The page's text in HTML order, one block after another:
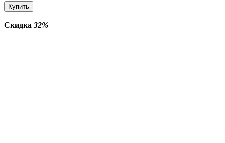
Купить
Скидка 32%